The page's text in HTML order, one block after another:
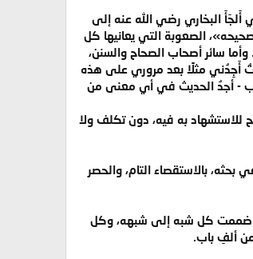
البخاري رضي الله عنه إلى
الصعوبة التي يعانيها كل
سائر أصحاب الصحاح والسنن،
أَجِدُني مثلًا بعد مروري على هذه
- أجدُ الحديث في أي معنى من
به فيه، دون تكلف ولا
بالاستقصاء التام، والحصر
ضممت كل شبه إلى شبهه، وكل
ألفِ باب.